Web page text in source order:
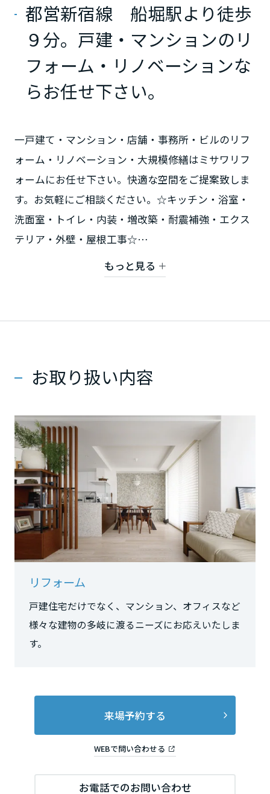
ホームラウンジ 新築・戸建て
ウエルネス事業
海外事業
都営新宿線 船堀駅より徒歩
９分。戸建・マンションのリ
フォーム・リノベーションな
らお任せ下さい。
一戸建て・マンション・店舗・事務所・ビルのリフ
ォーム・リノベーション・大規模修繕はミサワリフ
ォームにお任せ下さい。快適な空間をご提案致しま
す。お気軽にご相談ください。☆キッチン・浴室・
洗面室・トイレ・内装・増改築・耐震補強・エクス
テリア・外壁・屋根工事☆
【対象地域】 江戸川区、江東区、葛飾区（一部）
リフォーム事例はこちらから
もっと見る
お取り扱い内容
リフォーム
戸建住宅だけでなく、マンション、オフィスなど
様々な建物の多岐に渡るニーズにお応えいたしま
す。
来場予約する
WEBで問い合わせる
お電話でのお問い合わせ
千葉県
神奈川県
甲信越・北陸
富山県
福井県
山梨県
長野県
東海エリア
静岡県
愛知県